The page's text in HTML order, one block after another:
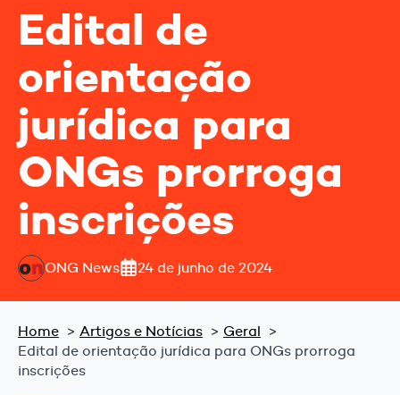
Edital de
orientação
jurídica para
ONGs prorroga
inscrições
ONG News 24 de junho de 2024
Home Artigos e Notícias
Geral
Edital de orientação jurídica para ONGs prorroga
inscrições